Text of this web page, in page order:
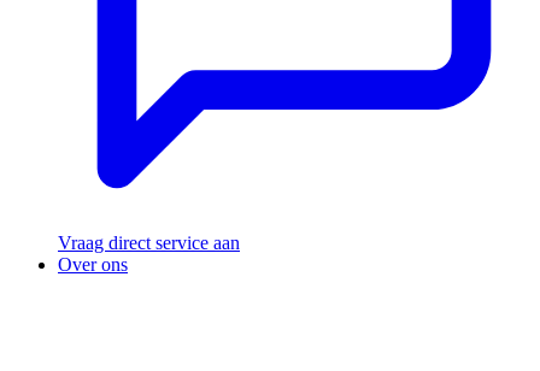
Vraag direct service aan
Over ons